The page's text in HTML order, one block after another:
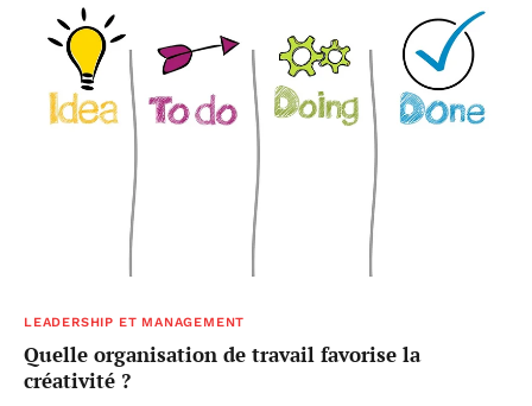
LEADERSHIP ET MANAGEMENT
Quelle organisation de travail favorise la
créativité ?